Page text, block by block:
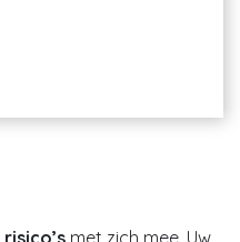
risico’s met zich mee. Uw